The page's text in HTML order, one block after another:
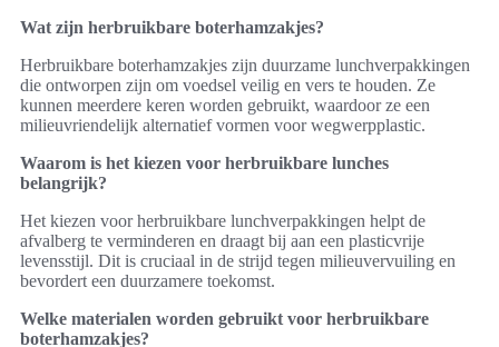
Wat zijn herbruikbare boterhamzakjes?
Herbruikbare boterhamzakjes zijn duurzame lunchverpakkingen
die ontworpen zijn om voedsel veilig en vers te houden. Ze
kunnen meerdere keren worden gebruikt, waardoor ze een
milieuvriendelijk alternatief vormen voor wegwerpplastic.
Waarom is het kiezen voor herbruikbare lunches
belangrijk?
Het kiezen voor herbruikbare lunchverpakkingen helpt de
afvalberg te verminderen en draagt bij aan een plasticvrije
levensstijl. Dit is cruciaal in de strijd tegen milieuvervuiling en
bevordert een duurzamere toekomst.
Welke materialen worden gebruikt voor herbruikbare
boterhamzakjes?